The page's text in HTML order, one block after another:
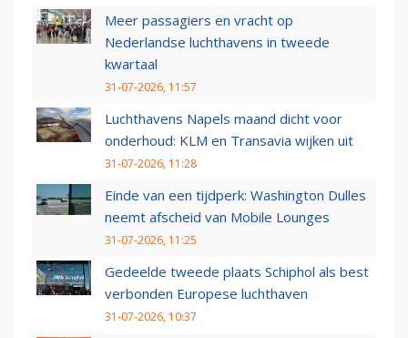
Meer passagiers en vracht op
Nederlandse luchthavens in tweede
kwartaal
31-07-2026, 11:57
Luchthavens Napels maand dicht voor
onderhoud: KLM en Transavia wijken uit
31-07-2026, 11:28
Einde van een tijdperk: Washington Dulles
neemt afscheid van Mobile Lounges
31-07-2026, 11:25
Gedeelde tweede plaats Schiphol als best
verbonden Europese luchthaven
31-07-2026, 10:37